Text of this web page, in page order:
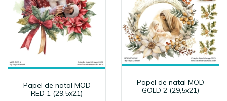
Papel de natal MOD
RED 1 (29,5x21)
Papel de natal MOD
GOLD 2 (29,5x21)